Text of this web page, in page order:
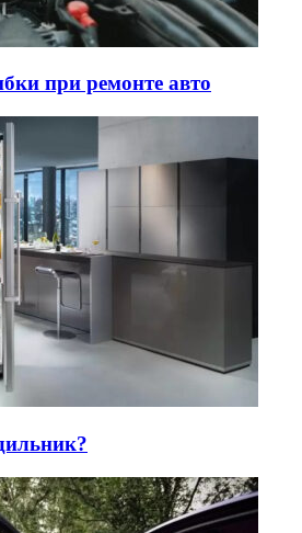
при ремонте авто